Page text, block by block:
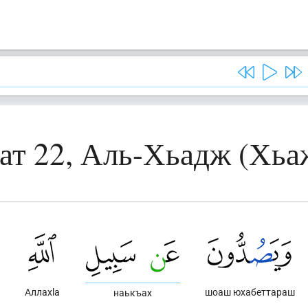
22, Аль-Хьадж
шоаш юхабеттараш
наькъах
Аллахlа